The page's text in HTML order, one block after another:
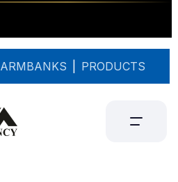
ARMBANKS PRODUCTS